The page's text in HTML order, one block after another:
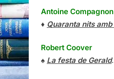
Antoine Compagnon
♦ Quaranta nits
Robert Coover
♠ La festa de Gerald.